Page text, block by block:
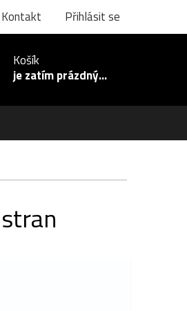
Kontakt Přihlásit se
Košík
je zatím prázdný...